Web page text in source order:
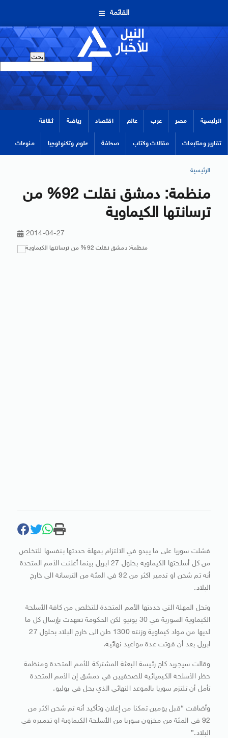
القائمة
الرئيسية مصر عرب عالم اقتصاد رياضة ثقافة
تقارير ومتابعات مقالات وكتاب صحافة علوم وتكنولوجيا منوعات
الرئيسية
منظمة: دمشق نقلت 92% من
ترسانتها الكيماوية
2014-04-27
فشلت سوريا على ما يبدو في الالتزام بمهلة حددتها بنفسها للتخلص
من كل أسلحتها الكيماوية بحلول 27 ابريل بينما أعلنت الأمم المتحدة
أنه تم شحن او تدمير اكثر من 92 في المئة من الترسانة الى خارج
البلاد.
وتحل المهلة التي حددتها الأمم المتحدة للتخلص من كافة الأسلحة
الكيماوية السورية في 30 يونيو لكن الحكومة تعهدت بإرسال كل ما
لديها من مواد كيماوية وزنته 1300 طن الى خارج البلاد بحلول 27
ابريل بعد أن فوتت عدة مواعيد نهائية.
وقالت سيجريد كاج رئيسة البعثة المشتركة للأمم المتحدة ومنظمة
حظر الأسلحة الكيميائية للصحفيين في دمشق إن الأمم المتحدة
تأمل أن تلتزم سوريا بالموعد النهائي الذي يحل في يوليو.
وأضافت “قبل يومين تمكنا من إعلان وتأكيد أنه تم شحن اكثر من
92 في المئة من مخزون سوريا من الأسلحة الكيماوية او تدميره في
البلاد.”